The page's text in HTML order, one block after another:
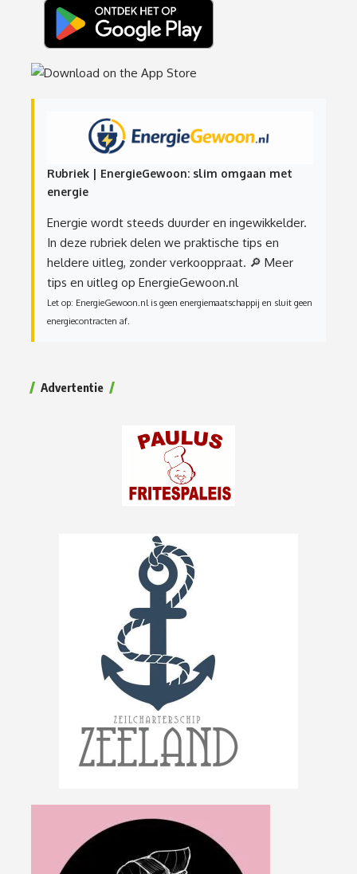
Rubriek | EnergieGewoon: slim omgaan met
energie
Energie wordt steeds duurder en ingewikkelder.
In deze rubriek delen we praktische tips en
heldere uitleg, zonder verkooppraat. 🔎 Meer
tips en uitleg op EnergieGewoon.nl
Let op: EnergieGewoon.nl is geen energiemaatschappij en sluit geen
energiecontracten af.
Advertentie